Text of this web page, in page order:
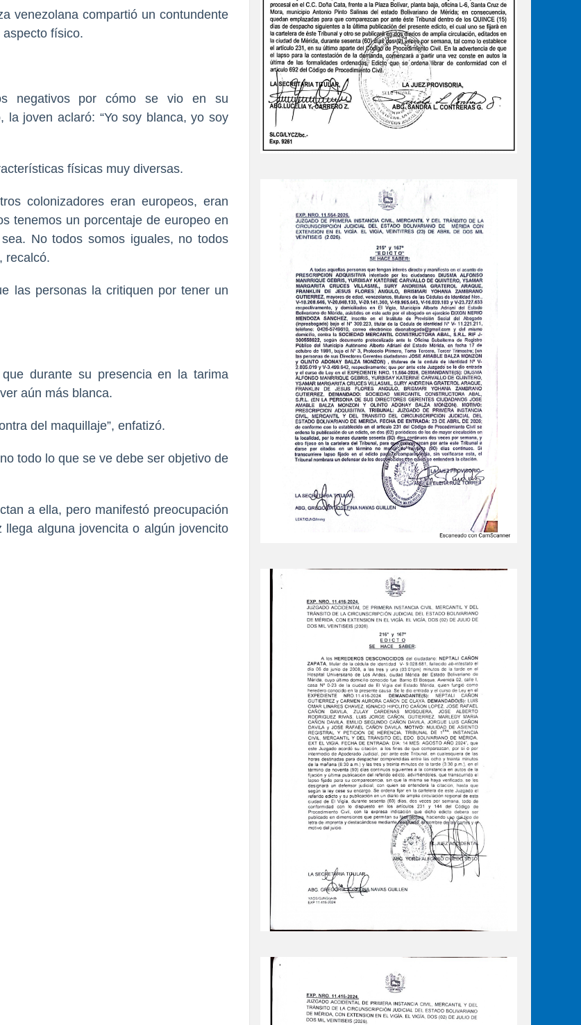
venezolana compartió un contundente
físico.
negativos por cómo se vio en su
la joven aclaró: “Yo soy blanca, yo soy
físicas muy diversas.
colonizadores eran europeos, eran
tenemos un porcentaje de europeo en
No todos somos iguales, no todos
recalcó.
las personas la critiquen por tener un
durante su presencia en la tarima
aún más blanca.
del maquillaje”, enfatizó.
todo lo que se ve debe ser objetivo de
a ella, pero manifestó preocupación
alguna jovencita o algún jovencito